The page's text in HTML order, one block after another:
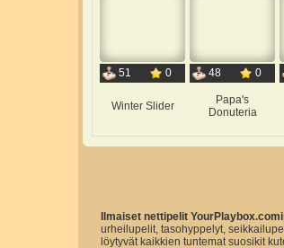
51 0
Winter Slider
48 0
Papa's
Donuteria
Ilmaiset nettipelit
urheilupelit, tasohyppelyt,
löytyvät kaikkien tuntemat suosikit